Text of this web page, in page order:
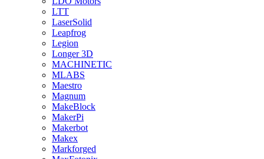
LTT
LaserSolid
Leapfrog
Legion
Longer 3D
MACHINETIC
MLABS
Maestro
Magnum
MakeBlock
MakerPi
Makerbot
Makex
Markforged